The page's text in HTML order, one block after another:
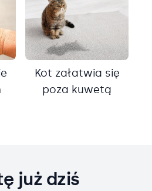
Kot załatwia się
poza kuwetą
już dziś